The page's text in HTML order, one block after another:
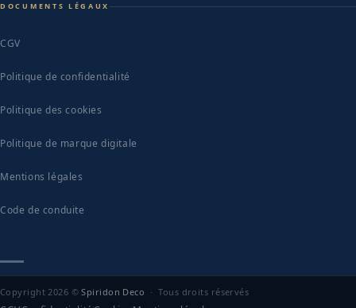
DOCUMENTS LÉGAUX
CGV
Politique de confidentialité
Politique des cookies
Politique de marque digitale
Mentions légales
Code de conduite
Copyright 2026 ©Spiridon Deco · Tous droits réservés